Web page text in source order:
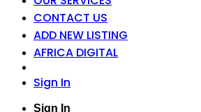
CONTACT US
ADD NEW LISTING
AFRICA DIGITAL
Sign In
Sign In